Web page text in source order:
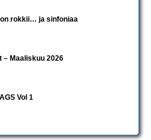
rokkii… ja sinfoniaa
– Maaliskuu 2026
Vol 1